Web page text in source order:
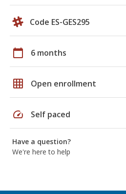
Code ES-GES295
calendar_today 6 months
grid_on Open enrollment
speed Self paced
Have a question?
We're here to help